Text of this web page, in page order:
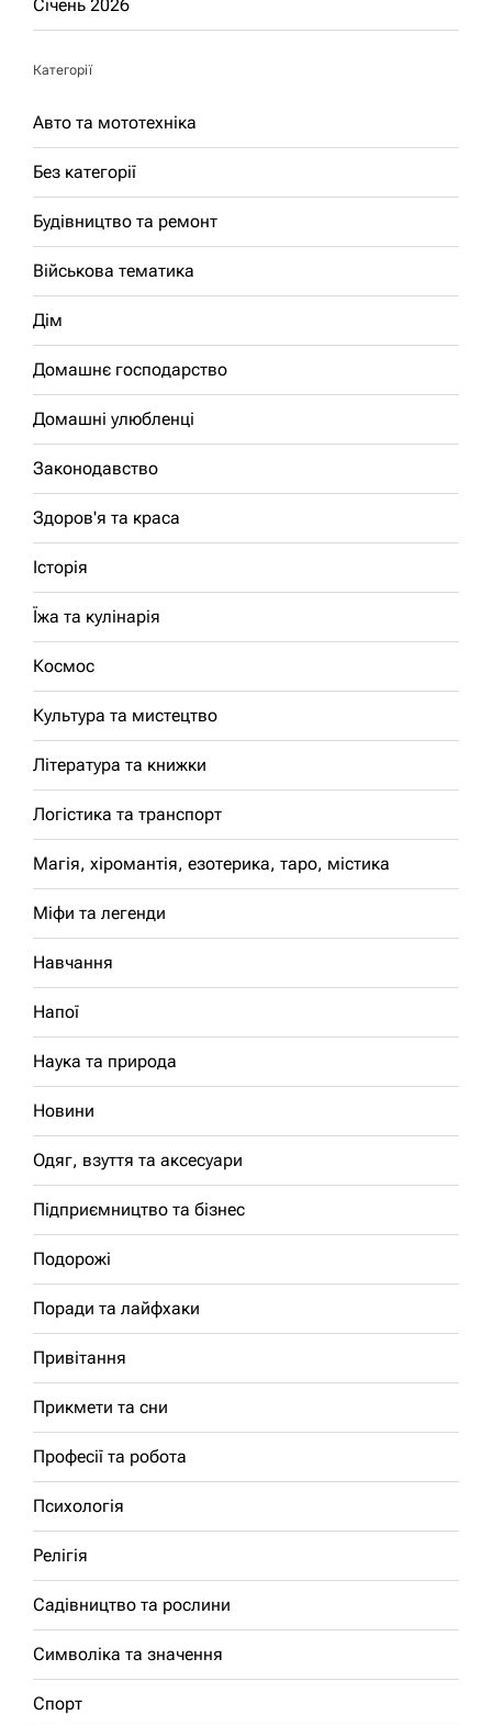
Січень 2026
Категорії
Авто та мототехніка
Без категорії
Будівництво та ремонт
Військова тематика
Дім
Домашнє господарство
Домашні улюбленці
Законодавство
Здоров'я та краса
Історія
Їжа та кулінарія
Космос
Культура та мистецтво
Література та книжки
Логістика та транспорт
Магія, хіромантія, езотерика, таро, містика
Міфи та легенди
Навчання
Напої
Наука та природа
Новини
Одяг, взуття та аксесуари
Підприємництво та бізнес
Подорожі
Поради та лайфхаки
Привітання
Прикмети та сни
Професії та робота
Психологія
Релігія
Садівництво та рослини
Символіка та значення
Спорт